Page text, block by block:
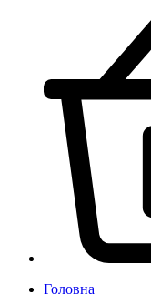
Головна